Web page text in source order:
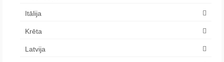
Itālija
Krēta
Latvija